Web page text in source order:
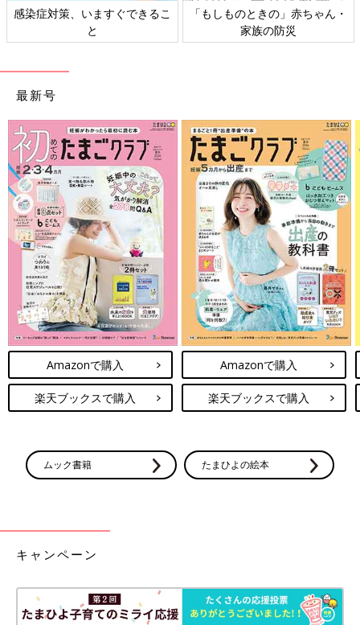
感染症対策、いますぐできるこ
と
「もしものときの」赤ちゃん・
家族の防災
最新号
Amazonで購入
楽天ブックスで購入
Amazonで購入
楽天ブックスで購入
ムック書籍 たまひよの絵本
キャンペーン